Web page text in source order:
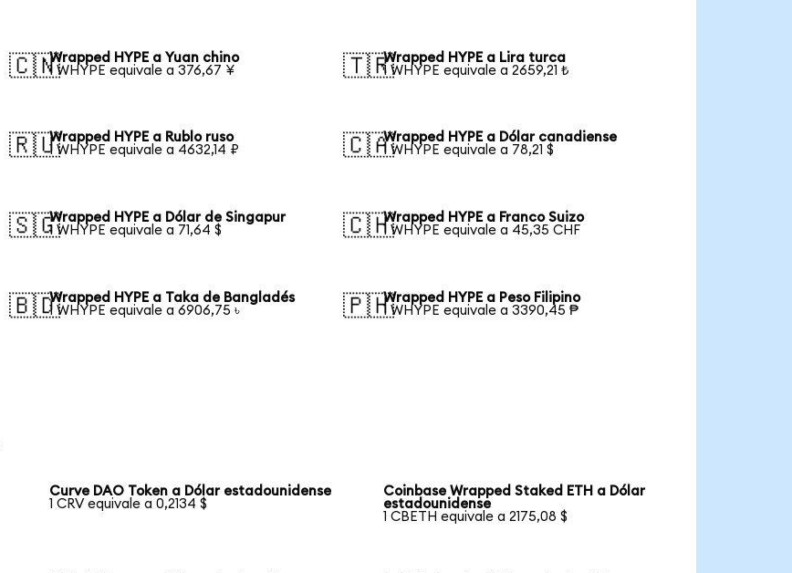
🇨🇳Wrapped HYPE a Yuan chino
1 WHYPE equivale a 376,67 ¥
🇹🇷Wrapped HYPE a Lira turca
1 WHYPE equivale a 2659,21 ₺
🇷🇺Wrapped HYPE a Rublo ruso
1 WHYPE equivale a 4632,14 ₽
🇨🇦Wrapped HYPE a Dólar canadiense
1 WHYPE equivale a 78,21 $
🇸🇬Wrapped HYPE a Dólar de Singapur
1 WHYPE equivale a 71,64 $
🇨🇭Wrapped HYPE a Franco Suizo
1 WHYPE equivale a 45,35 CHF
🇧🇩Wrapped HYPE a Taka de Bangladés
1 WHYPE equivale a 6906,75 ৳
🇵🇭Wrapped HYPE a Peso Filipino
1 WHYPE equivale a 3390,45 ₱
Curve DAO Token a Dólar estadounidense
1 CRV equivale a 0,2134 $
Coinbase Wrapped Staked ETH a Dólar
estadounidense
1 CBETH equivale a 2175,08 $